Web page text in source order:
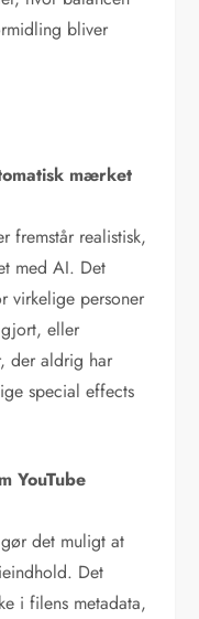
bliver
mærket
fremstår realistisk,
med AI. Det
virkelige personer
eller
der aldrig har
special effects
YouTube
det muligt at
Det
i filens metadata,